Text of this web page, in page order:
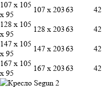
107 х 105
х 95
107 х 20363 42
128 х 105
х 95
128 х 20363 42
147 х 105
х 95
147 х 20363 42
167 х 105
х 95
167 х 20363 42